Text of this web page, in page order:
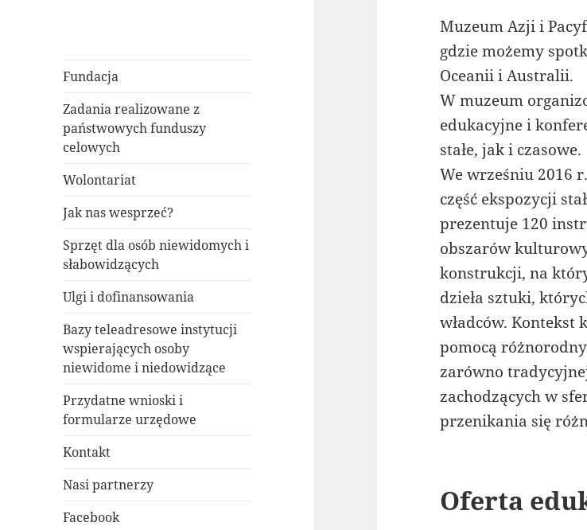
Fundacja
Zadania realizowane z
państwowych funduszy
celowych
Wolontariat
Jak nas wesprzeć?
Sprzęt dla osób niewidomych i
słabowidzących
Ulgi i dofinansowania
Bazy teleadresowe instytucji
wspierających osoby
niewidome i niedowidzące
Przydatne wnioski i
formularze urzędowe
Kontakt
Nasi partnerzy
Facebook
Muzeum Azji i
gdzie możemy
Oceanii i Australii.
W muzeum
edukacyjne i
stałe, jak i czasowe.
We wrześniu 2016
część ekspozycji
prezentuje 120
obszarów
konstrukcji, na
dzieła sztuki,
władców.
pomocą
zarówno
zachodzących w
przenikania się
Oferta